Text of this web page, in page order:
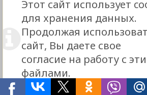
Этот сайт использует
для хранения данных.
Продолжая
сайт, Вы даете свое
согласие на работу с
файлами.